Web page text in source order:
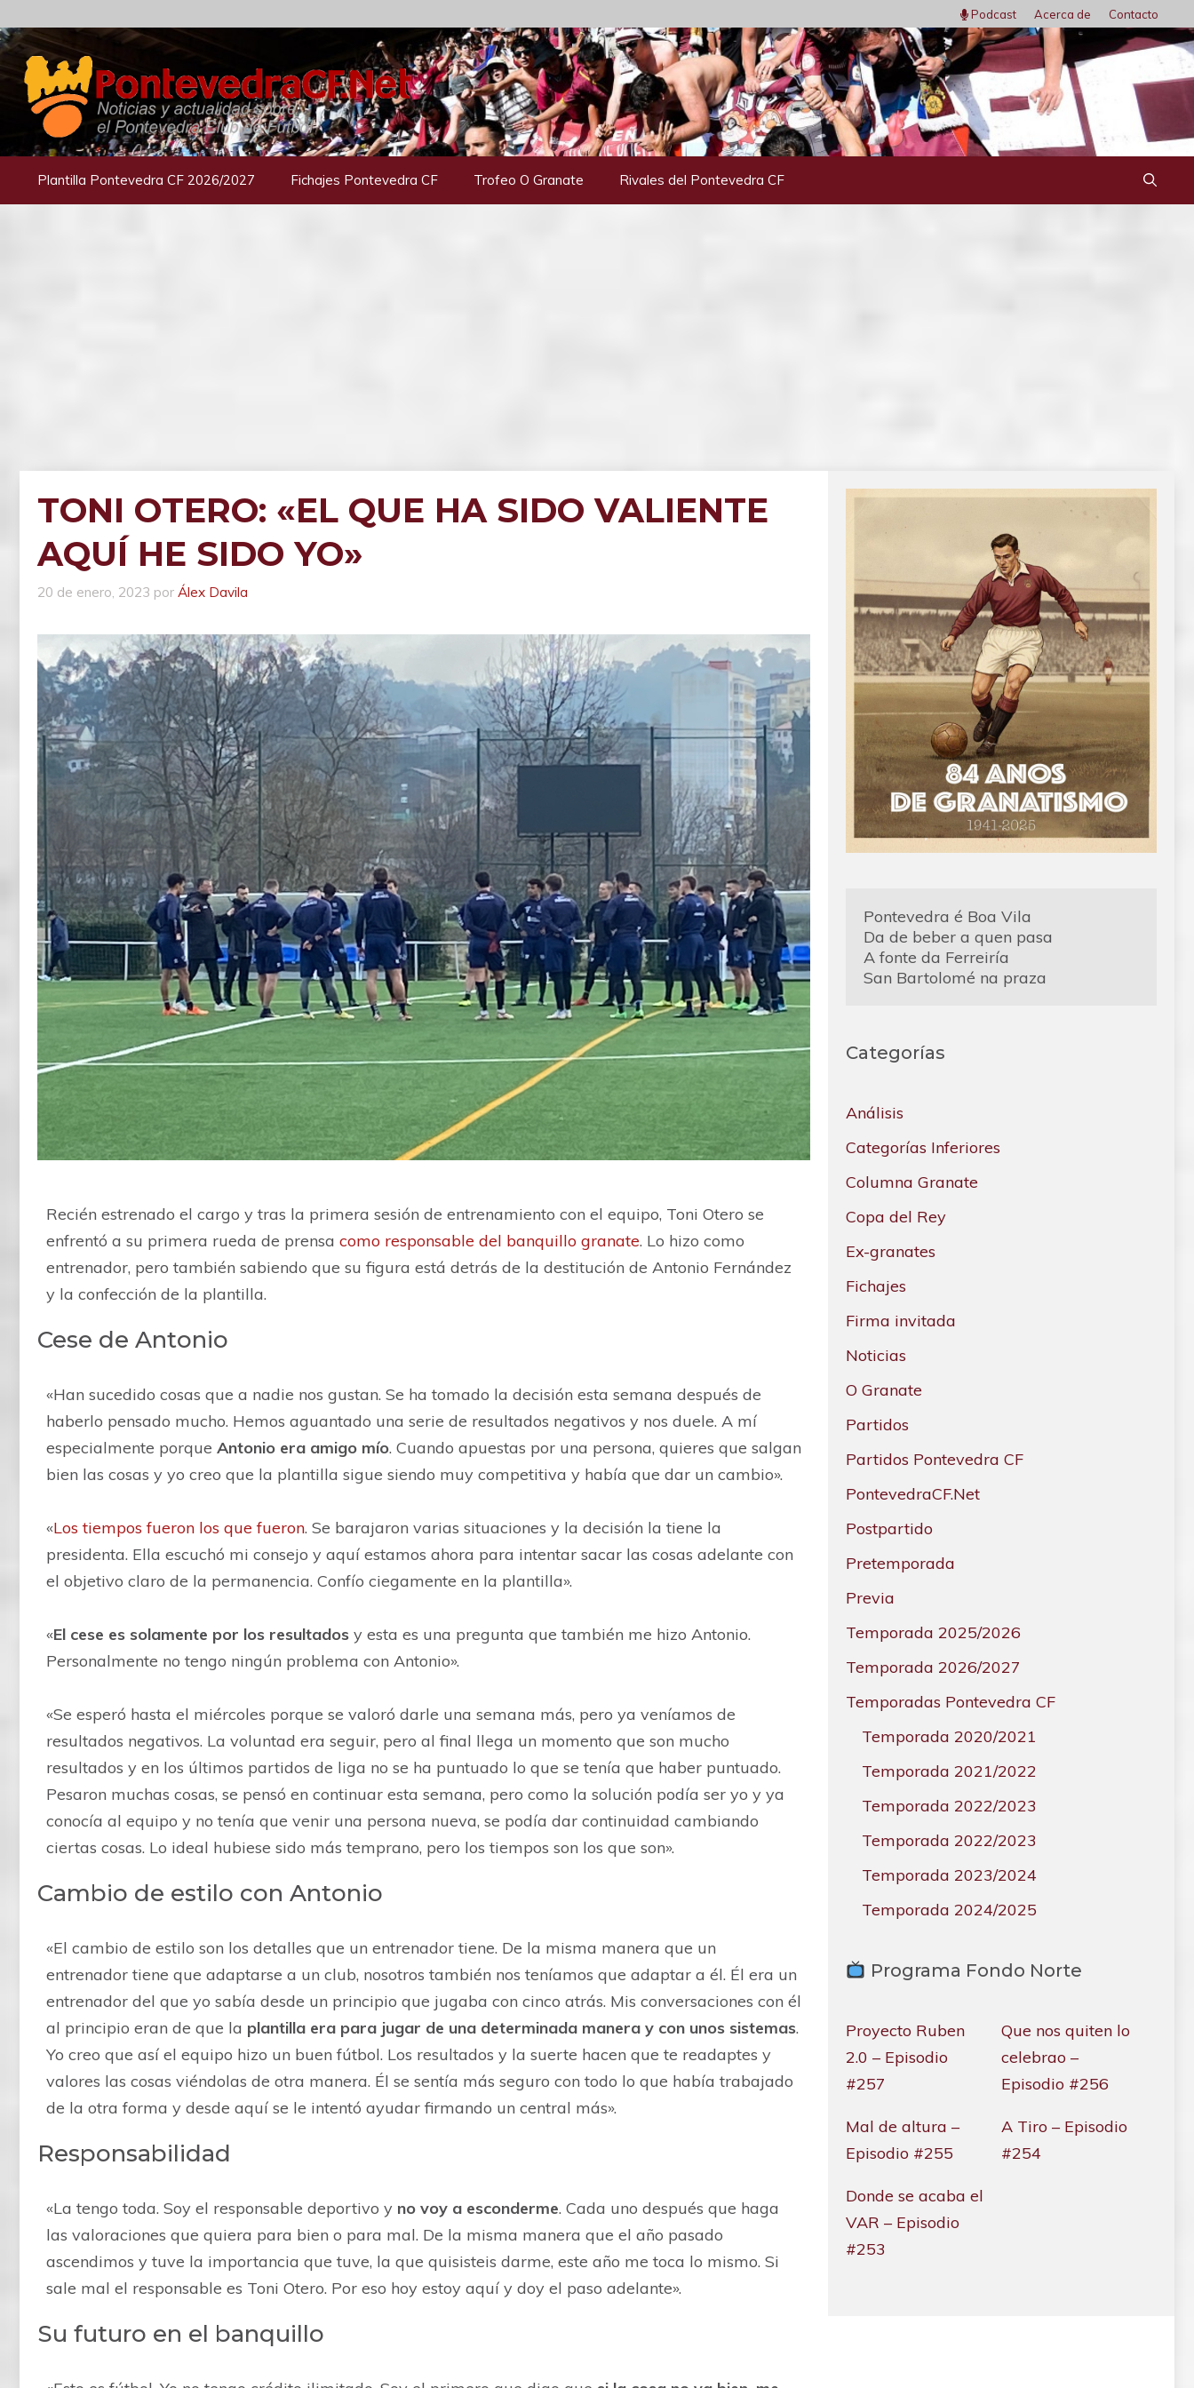
al
contenido
Podcast Acerca de Contacto
Plantilla Pontevedra CF 2026/2027 Fichajes Pontevedra CF Trofeo O Granate Rivales del Pontevedra CF
TONI OTERO: «EL QUE HA SIDO VALIENTE
AQUÍ HE SIDO YO»
20 de enero, 2023 por Álex Davila
Recién estrenado el cargo y tras la primera sesión de entrenamiento con el equipo, Toni Otero se
enfrentó a su primera rueda de prensa como responsable del banquillo granate. Lo hizo como
entrenador, pero también sabiendo que su figura está detrás de la destitución de Antonio Fernández
y la confección de la plantilla.
Cese de Antonio
«Han sucedido cosas que a nadie nos gustan. Se ha tomado la decisión esta semana después de
haberlo pensado mucho. Hemos aguantado una serie de resultados negativos y nos duele. A mí
especialmente porque Antonio era amigo mío. Cuando apuestas por una persona, quieres que salgan
bien las cosas y yo creo que la plantilla sigue siendo muy competitiva y había que dar un cambio».
«Los tiempos fueron los que fueron. Se barajaron varias situaciones y la decisión la tiene la
presidenta. Ella escuchó mi consejo y aquí estamos ahora para intentar sacar las cosas adelante con
el objetivo claro de la permanencia. Confío ciegamente en la plantilla».
«El cese es solamente por los resultados y esta es una pregunta que también me hizo Antonio.
Personalmente no tengo ningún problema con Antonio».
«Se esperó hasta el miércoles porque se valoró darle una semana más, pero ya veníamos de
resultados negativos. La voluntad era seguir, pero al final llega un momento que son mucho
resultados y en los últimos partidos de liga no se ha puntuado lo que se tenía que haber puntuado.
Pesaron muchas cosas, se pensó en continuar esta semana, pero como la solución podía ser yo y ya
conocía al equipo y no tenía que venir una persona nueva, se podía dar continuidad cambiando
ciertas cosas. Lo ideal hubiese sido más temprano, pero los tiempos son los que son».
Cambio de estilo con Antonio
«El cambio de estilo son los detalles que un entrenador tiene. De la misma manera que un
entrenador tiene que adaptarse a un club, nosotros también nos teníamos que adaptar a él. Él era un
entrenador del que yo sabía desde un principio que jugaba con cinco atrás. Mis conversaciones con él
al principio eran de que la plantilla era para jugar de una determinada manera y con unos sistemas.
Yo creo que así el equipo hizo un buen fútbol. Los resultados y la suerte hacen que te readaptes y
valores las cosas viéndolas de otra manera. Él se sentía más seguro con todo lo que había trabajado
de la otra forma y desde aquí se le intentó ayudar firmando un central más».
Responsabilidad
«La tengo toda. Soy el responsable deportivo y no voy a esconderme. Cada uno después que haga
las valoraciones que quiera para bien o para mal. De la misma manera que el año pasado
ascendimos y tuve la importancia que tuve, la que quisisteis darme, este año me toca lo mismo. Si
sale mal el responsable es Toni Otero. Por eso hoy estoy aquí y doy el paso adelante».
Su futuro en el banquillo
Pontevedra é Boa Vila
Da de beber a quen pasa
A fonte da Ferreiría
San Bartolomé na praza
Categorías
Análisis
Categorías Inferiores
Columna Granate
Copa del Rey
Ex-granates
Fichajes
Firma invitada
Noticias
O Granate
Partidos
Partidos Pontevedra CF
PontevedraCF.Net
Postpartido
Pretemporada
Previa
Temporada 2025/2026
Temporada 2026/2027
Temporadas Pontevedra CF
Temporada 2020/2021
Temporada 2021/2022
Temporada 2022/2023
Temporada 2022/2023
Temporada 2023/2024
Temporada 2024/2025
Programa Fondo Norte
Proyecto Ruben
2.0 – Episodio
#257
Que nos quiten lo
celebrao –
Episodio #256
Mal de altura –
Episodio #255
A Tiro – Episodio
#254
Donde se acaba el
VAR – Episodio
#253